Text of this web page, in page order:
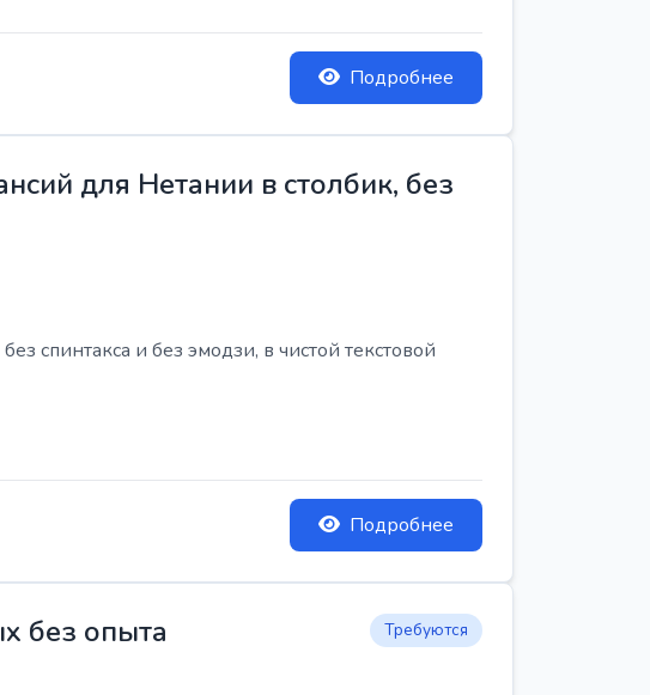
Подробнее
для Нетании в столбик, без
спинтакса и без эмодзи, в чистой текстовой
Подробнее
без опыта Требуются